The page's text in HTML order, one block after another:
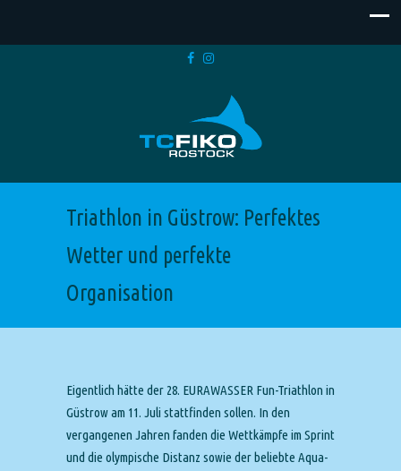
Triathlon in Güstrow: Perfektes
Wetter und perfekte
Organisation
Eigentlich hätte der 28. EURAWASSER Fun-Triathlon in
Güstrow am 11. Juli stattfinden sollen. In den
vergangenen Jahren fanden die Wettkämpfe im Sprint
und die olympische Distanz sowie der beliebte Aqua-